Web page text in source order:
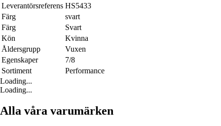
Leverantörsreferens HS5433
Färg
svart
Färg
Svart
Kön
Kvinna
Åldersgrupp
Vuxen
Egenskaper
7/8
Sortiment
Performance
Loading...
Loading...
Alla våra varumärken